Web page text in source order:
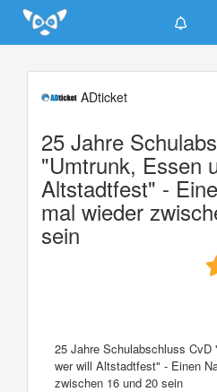
Update cookies preferences
ADticket
25 Jahre
"Umtrunk, Essen
Altstadtfest" -
mal wieder
sein
25 Jahre Schulabschluss
wer will Altstadtfest" - Einen
zwischen 16 und 20 sein